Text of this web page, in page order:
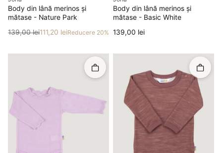
Body din lână merinos și
mătase - Nature Park
Preț
139,00 lei
Preț redus111,20 leiReducere 20%
Body din lână merinos și
mătase - Basic White
Preț
139,00 lei
Rapid în coș Rapid